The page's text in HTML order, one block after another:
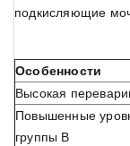
подкисляющие
Особенности
Высокая
Повышенные
группы В